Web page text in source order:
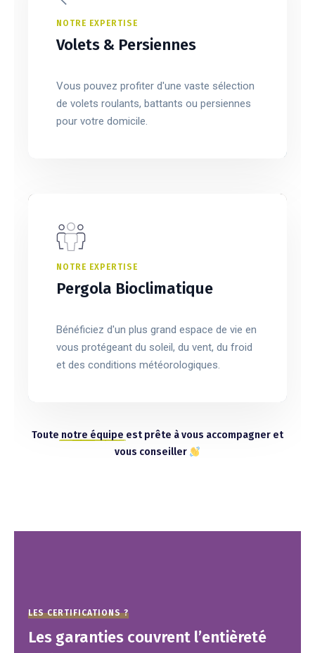
NOTRE EXPERTISE
Volets & Persiennes
Vous pouvez profiter d'une vaste sélection
de volets roulants, battants ou persiennes
pour votre domicile.
NOTRE EXPERTISE
Pergola Bioclimatique
Bénéficiez d'un plus grand espace de vie en
vous protégeant du soleil, du vent, du froid
et des conditions météorologiques.
Toute notre équipe est prête à vous accompagner et
vous conseiller
LES CERTIFICATIONS ?
Les garanties couvrent l’entièreté